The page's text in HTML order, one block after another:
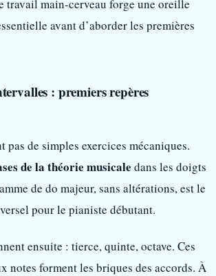
travail main-cerveau forge une oreille
avant d’aborder les premières
: premiers repères
pas de simples exercices mécaniques.
de la théorie musicale dans les doigts
de do majeur, sans altérations, est le
pour le pianiste débutant.
ensuite : tierce, quinte, octave. Ces
notes forment les briques des accords. À